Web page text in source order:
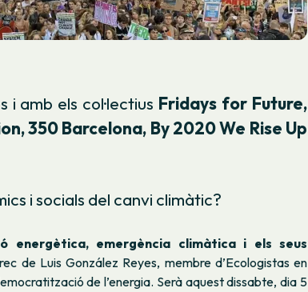
amb els col·lectius Fridays for Future,
350 Barcelona, By 2020 We Rise Up
i socials del canvi climàtic?
energètica, emergència climàtica i els seus
de Luis González Reyes, membre d’Ecologistas en
de l’energia. Serà aquest dissabte, dia 5